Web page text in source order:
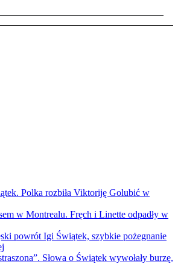
Polka rozbiła Viktoriję Golubić w
w Montrealu. Fręch i Linette odpadły w
powrót Igi Świątek, szybkie pożegnanie
Słowa o Świątek wywołały burzę,